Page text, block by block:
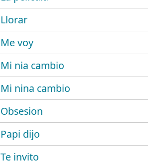
Llorar
Me voy
Mi nia cambio
Mi nina cambio
Obsesion
Papi dijo
Te invito